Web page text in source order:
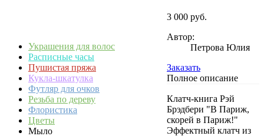
Украшения для волос
Расписные часы
Пушистая пряжа
Кукла-шкатулка
Футляр для очков
Резьба по дереву
Флористика
Цветы
Мыло
3 000 руб.
Автор:
Петрова Юлия
Заказать
Полное описание
Клатч-книга Рэй
Брэдбери "В Париж,
скорей в Париж!"
Эффектный клатч из